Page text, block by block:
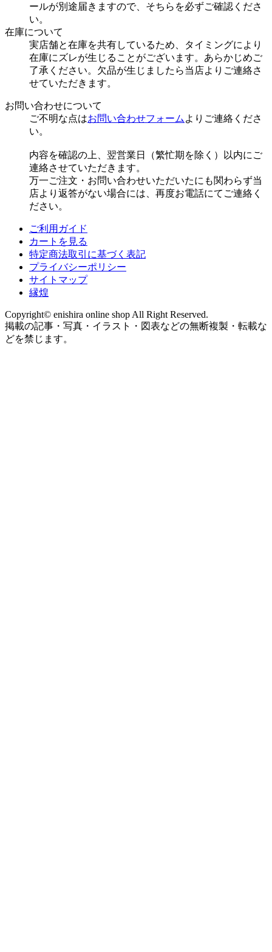
ールが別途届きますので、そちらを必ずご確認くださ
い。
在庫について
実店舗と在庫を共有しているため、タイミングにより
在庫にズレが生じることがございます。あらかじめご
了承ください。欠品が生じましたら当店よりご連絡さ
せていただきます。
お問い合わせについて
ご不明な点はお問い合わせフォームよりご連絡くださ
い。
内容を確認の上、翌営業日（繁忙期を除く）以内にご
連絡させていただきます。
万一ご注文・お問い合わせいただいたにも関わらず当
店より返答がない場合には、再度お電話にてご連絡く
ださい。
ご利用ガイド
カートを見る
特定商法取引に基づく表記
プライバシーポリシー
サイトマップ
縁煌
Copyright© enishira online shop All Right Reserved.
掲載の記事・写真・イラスト・図表などの無断複製・転載な
どを禁じます。